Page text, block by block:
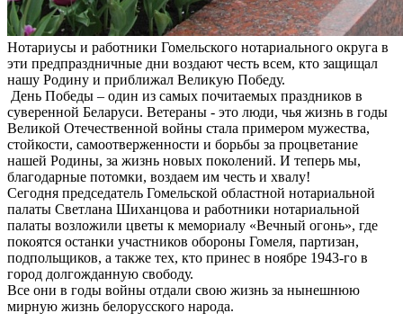
Нотариусы и работники Гомельского нотариального округа в
эти предпраздничные дни воздают честь всем, кто защищал
нашу Родину и приближал Великую Победу.
День Победы – один из самых почитаемых праздников в
суверенной Беларуси. Ветераны - это люди, чья жизнь в годы
Великой Отечественной войны стала примером мужества,
стойкости, самоотверженности и борьбы за процветание
нашей Родины, за жизнь новых поколений. И теперь мы,
благодарные потомки, воздаем им честь и хвалу!
Сегодня председатель Гомельской областной нотариальной
палаты Светлана Шиханцова и работники нотариальной
палаты возложили цветы к мемориалу «Вечный огонь», где
покоятся останки участников обороны Гомеля, партизан,
подпольщиков, а также тех, кто принес в ноябре 1943-го в
город долгожданную свободу.
Все они в годы войны отдали свою жизнь за нынешнюю
мирную жизнь белорусского народа.